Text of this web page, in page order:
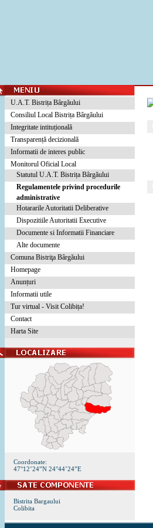
U.A.T. Bistrița Bârgăului
Consiliul Local Bistrița Bârgăului
Integritate intituțională
Transparență decizională
Informatii de interes public
Monitorul Oficial Local
Statutul U.A.T. Bistrița Bârgăului
Regulamentele privind procedurile
administrative
Hotararile Autoritatii Deliberative
Dispozitiile Autoritatii Executive
Documente si Informatii Financiare
Alte documente
Comuna Bistriţa Bârgăului
Homepage
Anunțuri
Informatii utile
Tur virtual - Visit Colibița!
Contact
Harta Site
Coordonate:
47°12’24”N 24°44’24”E
Bistrita Bargaului
Colibita